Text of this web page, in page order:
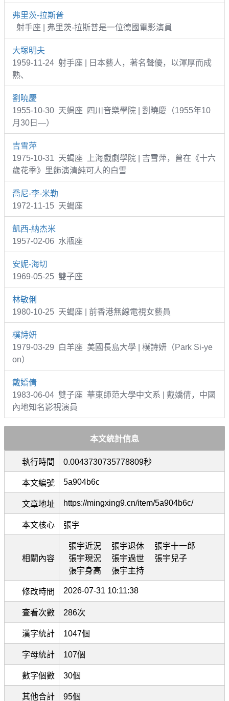
弗里茨-拉斯普
射手座 | 弗里茨-拉斯普是一位德國電影演員
大塚明夫
1959-11-24 射手座 | 日本藝人，著名聲優，以渾厚而成
熟、
劉曉慶
1955-10-30 天蝎座 四川音樂學院 | 劉曉慶（1955年10
月30日—）
吉雪萍
1975-10-31 天蝎座 上海戲劇學院 | 吉雪萍，曾在《十六
歲花季》里飾演清純可人的白雪
喬尼-李-米勒
1972-11-15 天蝎座
凱西-納杰米
1957-02-06 水瓶座
安妮-海切
1969-05-25 雙子座
林敏俐
1980-10-25 天蝎座 | 前香港無線電視女藝員
樸詩妍
1979-03-29 白羊座 美國長島大學 | 樸詩妍（Park Si-ye
on）
戴嬌倩
1983-06-04 雙子座 華東師范大學中文系 | 戴嬌倩，中國
內地知名影視演員
本文統計信息
執行時間 0.0043730735778809秒
本文編號 5a904b6c
文章地址 https://mingxing9.cn/item/5a904b6c/
本文核心 張宇
相關內容
張宇近況 張宇退休
張宇十一郎
張宇現況
張宇過世
張宇兒子
張宇身高
張宇主持
修改時間 2026-07-31 10:11:38
查看次數 286次
漢字統計 1047個
字母統計 107個
數字個數 30個
其他合計 95個